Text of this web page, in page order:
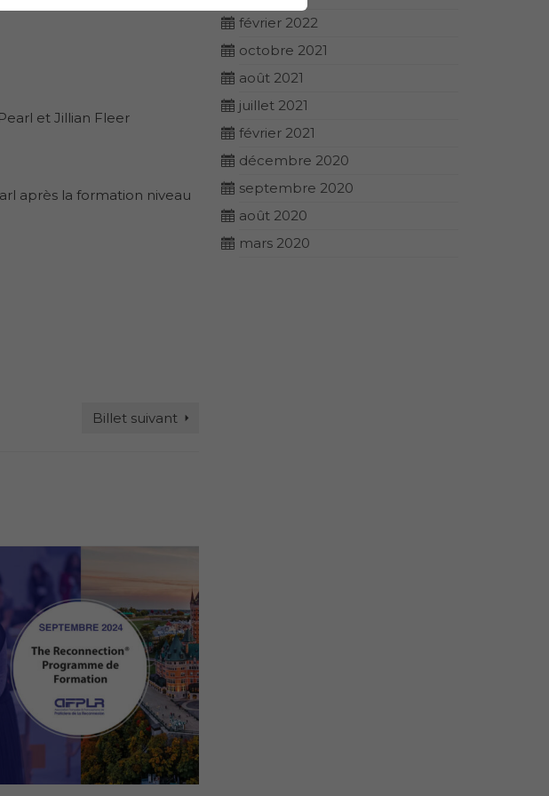
et Jillian Fleer
après la formation niveau
Billet suivant
février 2022
octobre 2021
août 2021
juillet 2021
février 2021
décembre 2020
septembre 2020
août 2020
mars 2020